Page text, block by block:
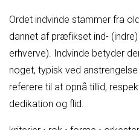
Ordet indvinde stammer fra
dannet af præfikset ind-
erhverve). Indvinde betyder
noget, typisk ved
referere til at opnå tillid,
dedikation og flid.